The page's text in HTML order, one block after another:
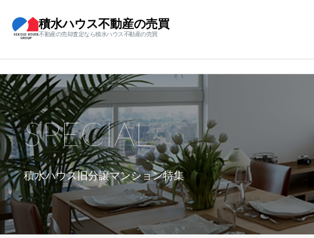
積水ハウス不動産の売買
不動産の売却査定なら積水ハウス不動産の売買
積水ハウス旧分譲マンション特集
SPECIAL